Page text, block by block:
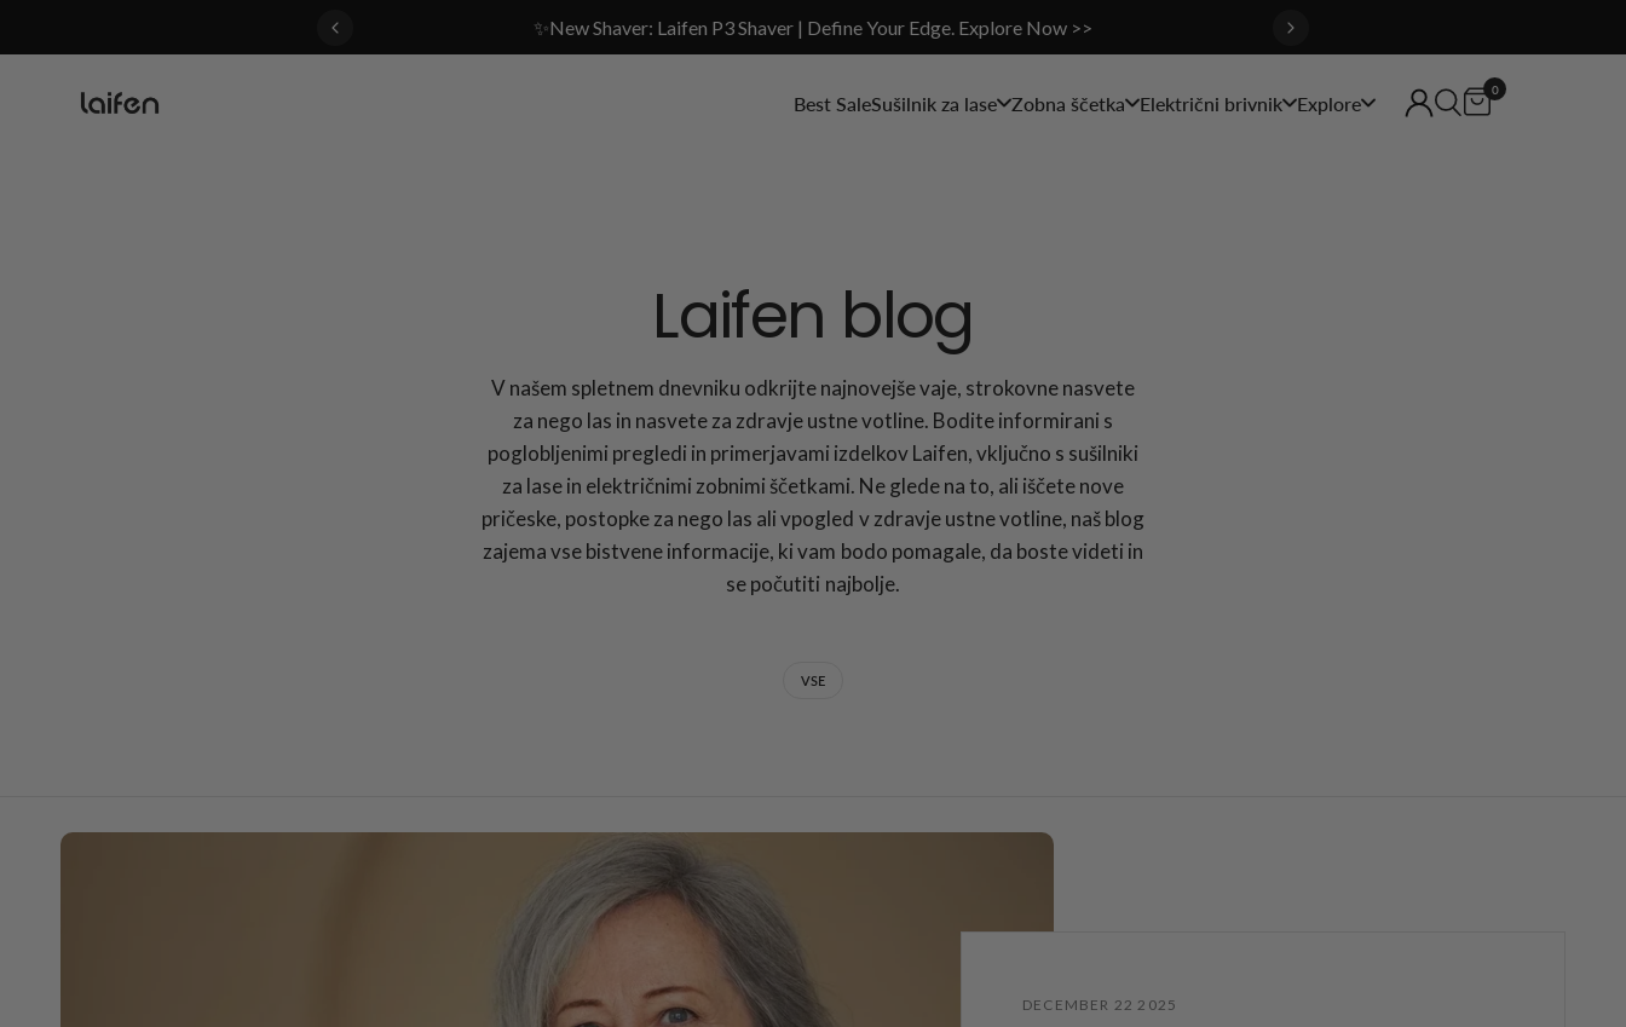
✨New Shaver: Laifen P3 Shaver | Define Your Edge. Explore Now >>
Best SaleSušilnik za lase Zobna ščetka Električni brivnik Explore
0
Laifen blog
V našem spletnem dnevniku odkrijte najnovejše vaje, strokovne nasvete
za nego las in nasvete za zdravje ustne votline. Bodite informirani s
poglobljenimi pregledi in primerjavami izdelkov Laifen, vključno s sušilniki
za lase in električnimi zobnimi ščetkami. Ne glede na to, ali iščete nove
pričeske, postopke za nego las ali vpogled v zdravje ustne votline, naš blog
zajema vse bistvene informacije, ki vam bodo pomagale, da boste videti in
se počutiti najbolje.
VSE
DECEMBER 22 2025